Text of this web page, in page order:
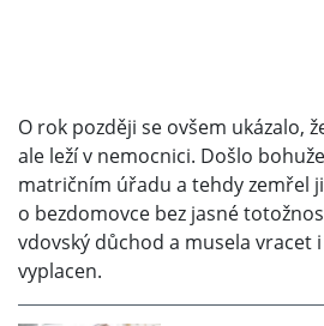
O rok později se ovšem ukázalo,
ale leží v nemocnici. Došlo
matričním úřadu a tehdy zemřel
o bezdomovce bez jasné
vdovský důchod a musela vracet
vyplacen.